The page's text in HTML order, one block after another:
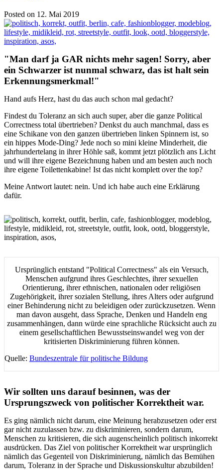
Posted on 12. Mai 2019
"Man darf ja GAR nichts mehr sagen! Sorry, aber
ein Schwarzer ist nunmal schwarz, das ist halt sein
Erkennungsmerkmal!"
Hand aufs Herz, hast du das auch schon mal gedacht?
Findest du Toleranz an sich auch super, aber die ganze Political
Correctness total übertrieben? Denkst du auch manchmal, dass es
eine Schikane von den ganzen übertrieben linken Spinnern ist, so
ein hippes Mode-Ding? Jede noch so mini kleine Minderheit, die
jahrhundertelang in ihrer Höhle saß, kommt jetzt plötzlich ans Licht
und will ihre eigene Bezeichnung haben und am besten auch noch
ihre eigene Toilettenkabine! Ist das nicht komplett over the top?
Meine Antwort lautet: nein. Und ich habe auch eine Erklärung
dafür.
Ursprünglich entstand "Political Correctness" als ein Versuch,
Menschen aufgrund ihres Geschlechtes, ihrer sexuellen
Orientierung, ihrer ethnischen, nationalen oder religiösen
Zugehörigkeit, ihrer sozialen Stellung, ihres Alters oder aufgrund
einer Behinderung nicht zu beleidigen oder zurückzusetzen. Wenn
man davon ausgeht, dass Sprache, Denken und Handeln eng
zusammenhängen, dann würde eine sprachliche Rücksicht auch zu
einem gesellschaftlichen Bewusstseinswandel weg von der
kritisierten Diskriminierung führen können.
Quelle: Bundeszentrale für politische Bildung
Wir sollten uns darauf besinnen, was der
Ursprungszweck von politischer Korrektheit war.
Es ging nämlich nicht darum, eine Meinung herabzusetzen oder erst
gar nicht zuzulassen bzw. zu diskriminieren, sondern darum,
Menschen zu kritisieren, die sich augenscheinlich politisch inkorrekt
ausdrücken. Das Ziel von politischer Korrektheit war ursprünglich
nämlich das Gegenteil von Diskriminierung, nämlich das Bemühen
darum, Toleranz in der Sprache und Diskussionskultur abzubilden!